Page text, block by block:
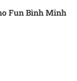
Fun Bình Minh